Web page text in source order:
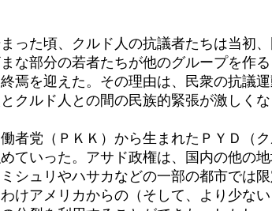
た頃、クルド人の抗議者たちは当初
な部分の若者たちが他のグループを作
焉を迎えた。その理由は、民衆の抗議
クルド人との間の民族的緊張が激しく
党（ＰＫＫ）から生まれたＰＹＤ（
ていった。アサド政権は、国内の他の
シュリやハサカなどの一部の都市では
アメリカからの（そして、より少な